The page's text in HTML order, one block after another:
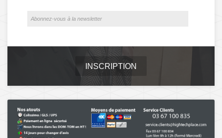
INSCRIPTION